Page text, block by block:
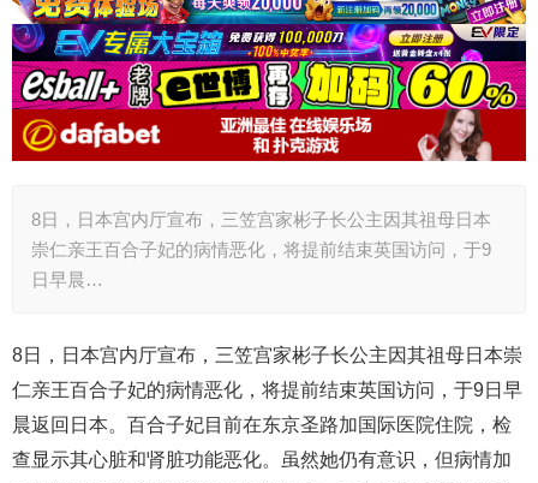
8日，日本宫内厅宣布，三笠宫家彬子长公主因其祖母日本
崇仁亲王百合子妃的病情恶化，将提前结束英国访问，于9
日早晨…
8日，日本宫内厅宣布，三笠宫家彬子长公主因其祖母日本崇
仁亲王百合子妃的病情恶化，将提前结束英国访问，于9日早
晨返回日本。百合子妃目前在东京圣路加国际医院住院，检
查显示其心脏和肾脏功能恶化。虽然她仍有意识，但病情加